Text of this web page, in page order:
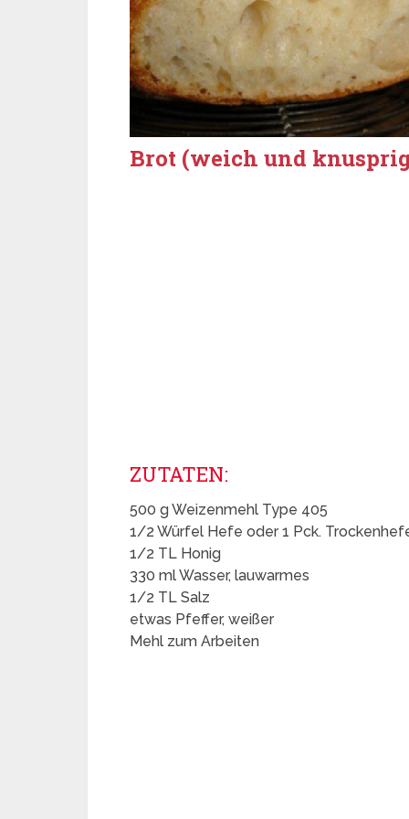
Brot (weich und
ZUTATEN:
500 g Weizenmehl Type 405
1/2 Würfel Hefe oder 1 Pck.
1/2 TL Honig
330 ml Wasser, lauwarmes
1/2 TL Salz
etwas Pfeffer, weißer
Mehl zum Arbeiten